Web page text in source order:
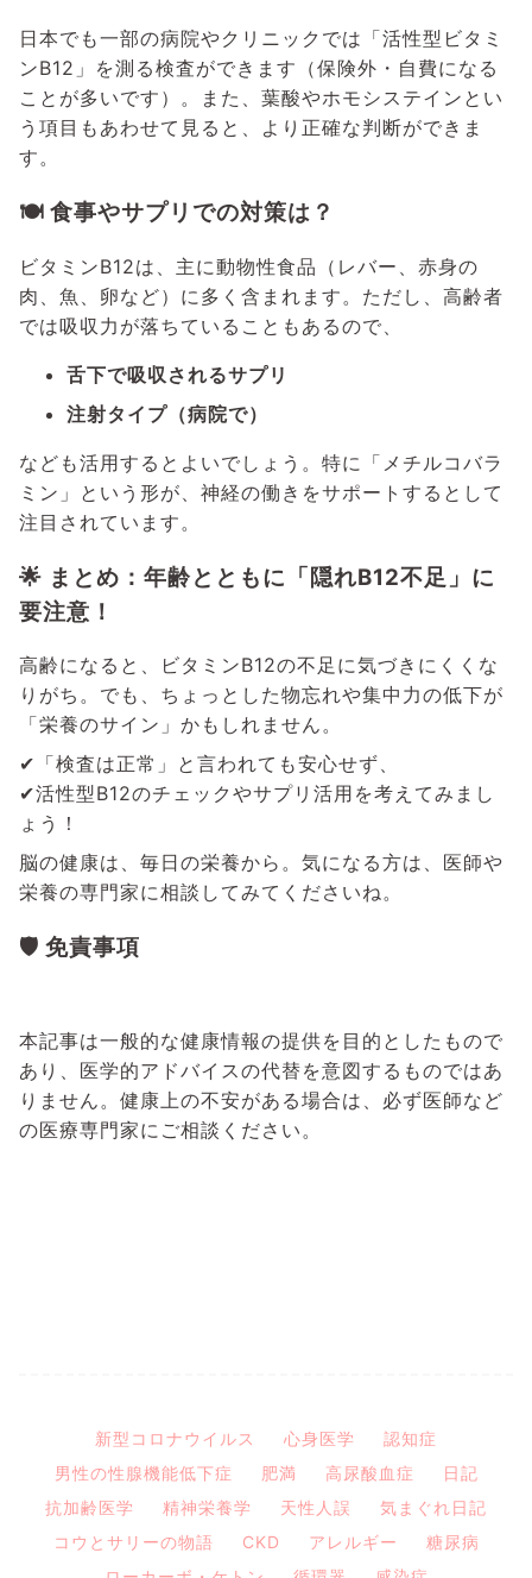
日本でも一部の病院やクリニックでは「活性型ビタミ
ンB12」を測る検査ができます（保険外・自費になる
ことが多いです）。また、葉酸やホモシステインとい
う項目もあわせて見ると、より正確な判断ができま
す。
🍽 食事やサプリでの対策は？
ビタミンB12は、主に動物性食品（レバー、赤身の
肉、魚、卵など）に多く含まれます。ただし、高齢者
では吸収力が落ちていることもあるので、
舌下で吸収されるサプリ
注射タイプ（病院で）
なども活用するとよいでしょう。特に「メチルコバラ
ミン」という形が、神経の働きをサポートするとして
注目されています。
🌟 まとめ：年齢とともに「隠れB12不足」に
要注意！
高齢になると、ビタミンB12の不足に気づきにくくな
りがち。でも、ちょっとした物忘れや集中力の低下が
「栄養のサイン」かもしれません。
✔「検査は正常」と言われても安心せず、
✔活性型B12のチェックやサプリ活用を考えてみまし
ょう！
脳の健康は、毎日の栄養から。気になる方は、医師や
栄養の専門家に相談してみてくださいね。
🛡 免責事項
本記事は一般的な健康情報の提供を目的としたもので
あり、医学的アドバイスの代替を意図するものではあ
りません。健康上の不安がある場合は、必ず医師など
の医療専門家にご相談ください。
新型コロナウイルス 心身医学
認知症
男性の性腺機能低下症
肥満 高尿酸血症
日記
抗加齢医学
精神栄養学 天性人誤
気まぐれ日記
コウとサリーの物語
CKD アレルギー
糖尿病